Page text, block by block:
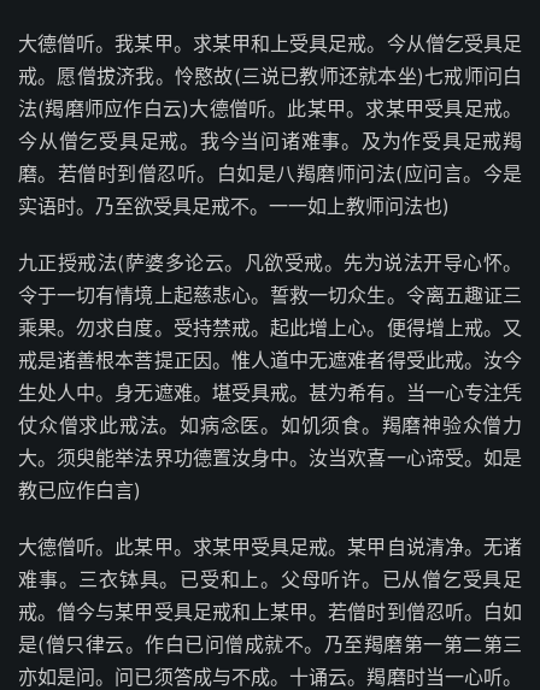
大德僧听。我某甲。求某甲和上受具足戒。今从僧乞受具足
戒。愿僧拔济我。怜愍故(三说已教师还就本坐)七戒师问白
法(羯磨师应作白云)大德僧听。此某甲。求某甲受具足戒。
今从僧乞受具足戒。我今当问诸难事。及为作受具足戒羯
磨。若僧时到僧忍听。白如是八羯磨师问法(应问言。今是
实语时。乃至欲受具足戒不。一一如上教师问法也)
九正授戒法(萨婆多论云。凡欲受戒。先为说法开导心怀。
令于一切有情境上起慈悲心。誓救一切众生。令离五趣证三
乘果。勿求自度。受持禁戒。起此增上心。便得增上戒。又
戒是诸善根本菩提正因。惟人道中无遮难者得受此戒。汝今
生处人中。身无遮难。堪受具戒。甚为希有。当一心专注凭
仗众僧求此戒法。如病念医。如饥须食。羯磨神验众僧力
大。须臾能举法界功德置汝身中。汝当欢喜一心谛受。如是
教已应作白言)
大德僧听。此某甲。求某甲受具足戒。某甲自说清净。无诸
难事。三衣钵具。已受和上。父母听许。已从僧乞受具足
戒。僧今与某甲受具足戒和上某甲。若僧时到僧忍听。白如
是(僧只律云。作白已问僧成就不。乃至羯磨第一第二第三
亦如是问。问已须答成与不成。十诵云。羯磨时当一心听。